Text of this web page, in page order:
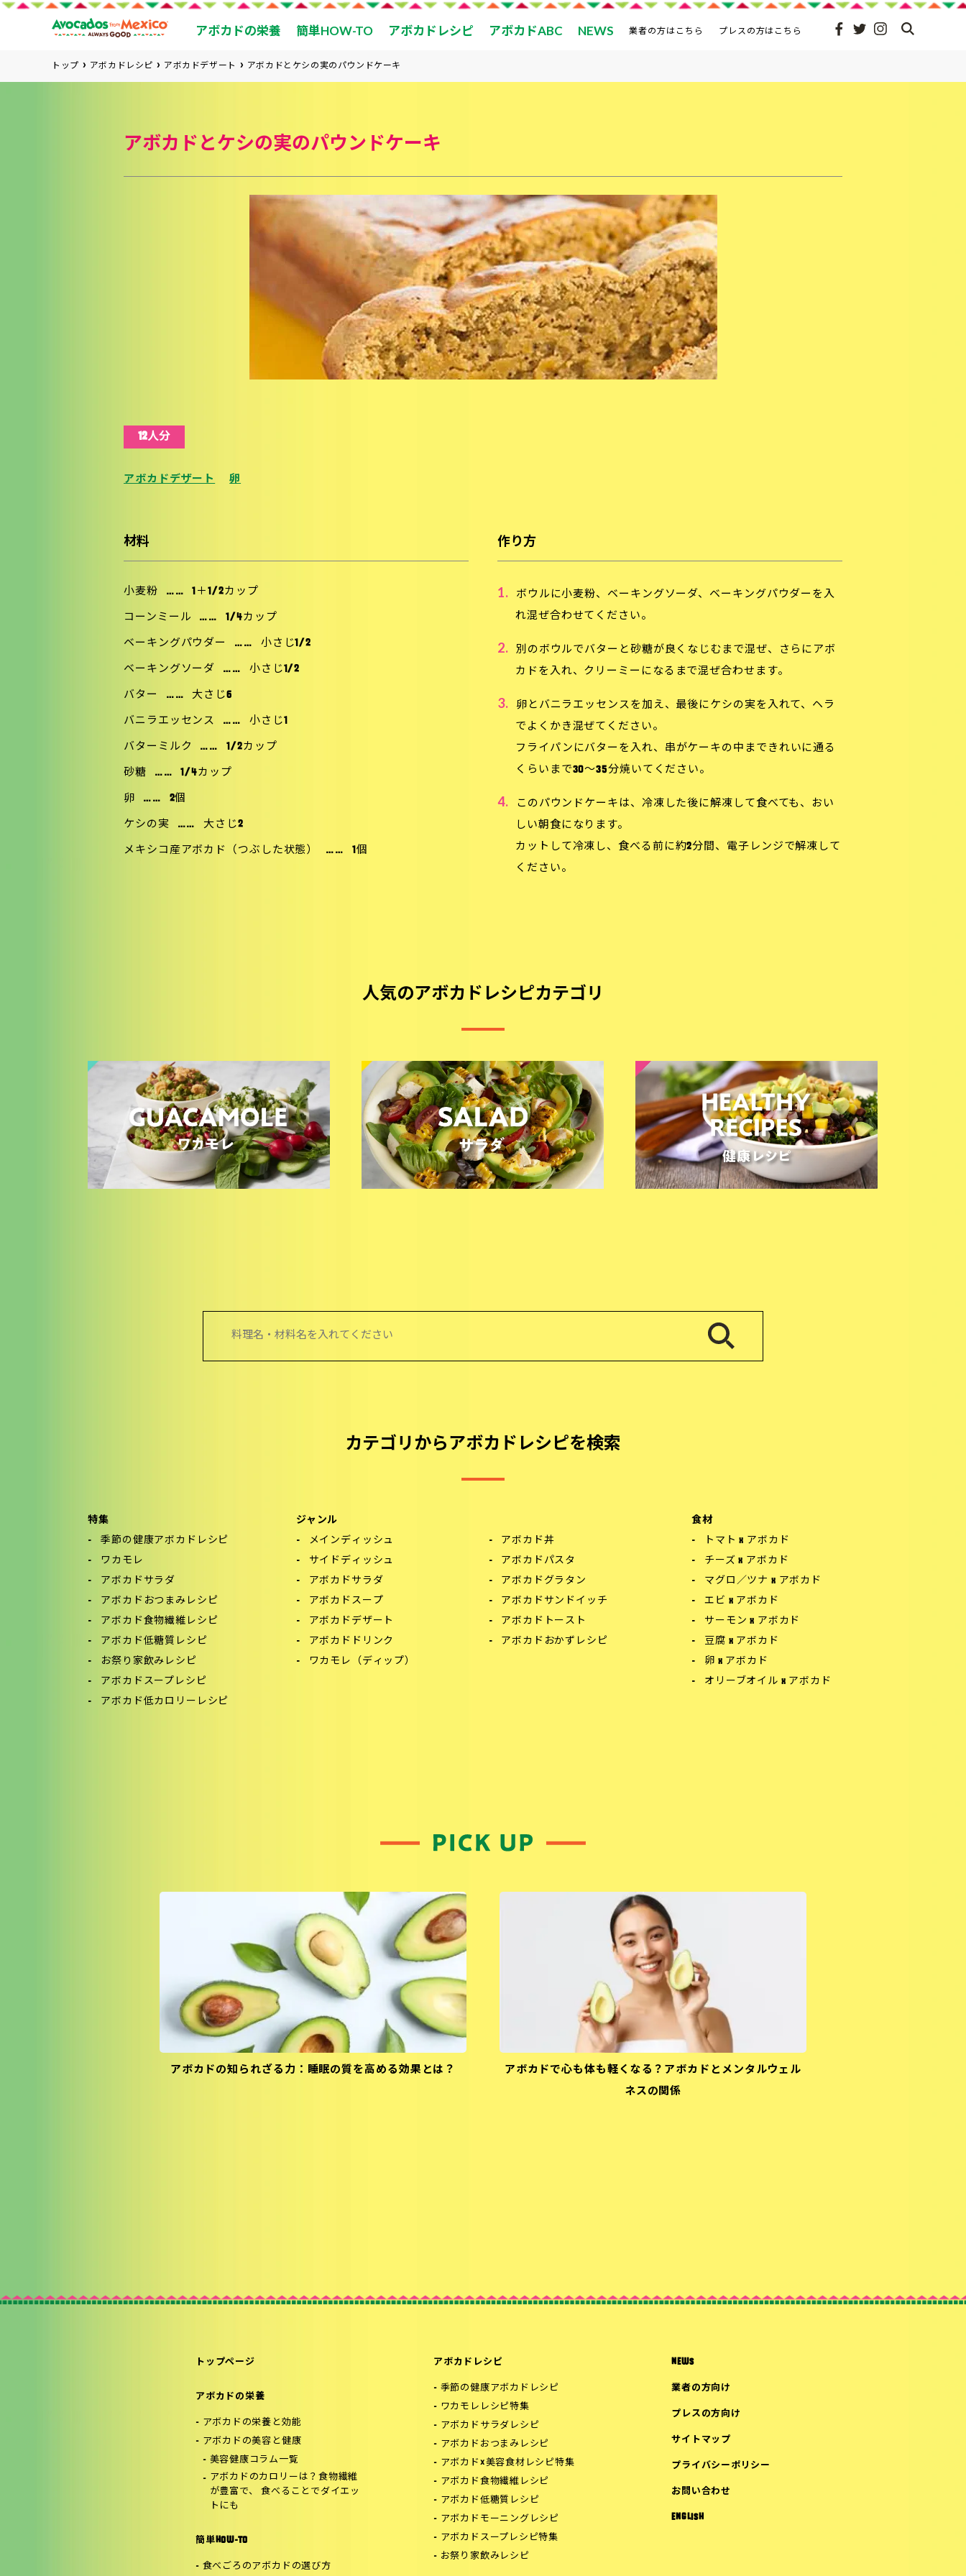
アボカドの栄養 簡単HOW-TO アボカドレシピ アボカドABC NEWS 業者の方はこちら プレスの方はこちら
トップ アボカドレシピ アボカドデザート アボカドとケシの実のパウンドケーキ
アボカドとケシの実のパウンドケーキ
12人分
アボカドデザート 卵
材料
小麦粉 …… 1＋1/2カップ
コーンミール …… 1/4カップ
ベーキングパウダー …… 小さじ1/2
ベーキングソーダ …… 小さじ1/2
バター …… 大さじ6
バニラエッセンス …… 小さじ1
バターミルク …… 1/2カップ
砂糖 …… 1/4カップ
卵 …… 2個
ケシの実 …… 大さじ2
メキシコ産アボカド（つぶした状態） …… 1個
作り方
1.
ボウルに小麦粉、ベーキングソーダ、ベーキングパウダーを入
れ混ぜ合わせてください。
2.
別のボウルでバターと砂糖が良くなじむまで混ぜ、さらにアボ
カドを入れ、クリーミーになるまで混ぜ合わせます。
3.
卵とバニラエッセンスを加え、最後にケシの実を入れて、ヘラ
でよくかき混ぜてください。
フライパンにバターを入れ、串がケーキの中まできれいに通る
くらいまで30〜35分焼いてください。
4.
このパウンドケーキは、冷凍した後に解凍して食べても、おい
しい朝食になります。
カットして冷凍し、食べる前に約2分間、電子レンジで解凍して
ください。
人気のアボカドレシピカテゴリ
検
カテゴリからアボカドレシピを検索
特集
季節の健康アボカドレシピ
ワカモレ
アボカドサラダ
アボカドおつまみレシピ
アボカド食物繊維レシピ
アボカド低糖質レシピ
お祭り家飲みレシピ
アボカドスープレシピ
アボカド低カロリーレシピ
ジャンル
メインディッシュ
サイドディッシュ
アボカドサラダ
アボカドスープ
アボカドデザート
アボカドドリンク
ワカモレ（ディップ）
アボカド丼
アボカドパスタ
アボカドグラタン
アボカドサンドイッチ
アボカドトースト
アボカドおかずレシピ
食材
トマト x アボカド
チーズ x アボカド
マグロ／ツナ x アボカド
エビ x アボカド
サーモン x アボカド
豆腐 x アボカド
卵 x アボカド
オリーブオイル x アボカド
アボカドの知られざる力：睡眠の質を高める効果とは？
アボカドで心も体も軽くなる？アボカドとメンタルウェル
ネスの関係
トップページ
アボカドの栄養
アボカドの栄養と効能
アボカドの美容と健康
美容健康コラム一覧
アボカドのカロリーは？食物繊維
が豊富で、 食べることでダイエッ
トにも
簡単HOW-TO
食べごろのアボカドの選び方
アボカドレシピ
季節の健康アボカドレシピ
ワカモレレシピ特集
アボカドサラダレシピ
アボカドおつまみレシピ
アボカド×美容食材レシピ特集
アボカド食物繊維レシピ
アボカド低糖質レシピ
アボカドモーニングレシピ
アボカドスープレシピ特集
お祭り家飲みレシピ
NEWS
業者の方向け
プレスの方向け
サイトマップ
プライバシーポリシー
お問い合わせ
ENGLISH